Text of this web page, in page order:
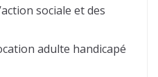
sociale et des
adulte handicapé